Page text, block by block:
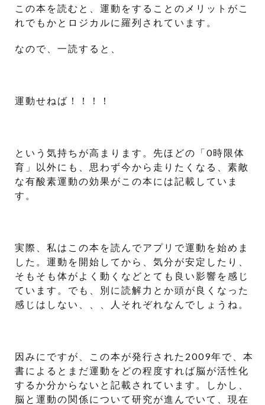
この本を読むと、運動をすることのメリットがこ
れでもかとロジカルに羅列されています。
なので、一読すると、
運動せねば！！！！
という気持ちが高まります。先ほどの「0時限体
育」以外にも、思わず今から走りたくなる、素敵
な有酸素運動の効果がこの本には記載していま
す。
実際、私はこの本を読んでアプリで運動を始めま
した。運動を開始してから、気分が安定したり、
そもそも体がよく動くなどとても良い影響を感じ
ています。でも、別に読解力とか頭が良くなった
感じはしない、、、人それぞれなんでしょうね。
因みにですが、この本が発行された2009年で、本
書によるとまだ運動をどの程度すれば脳が活性化
するか分からないと記載されています。しかし、
脳と運動の関係について研究が進んでいて、現在